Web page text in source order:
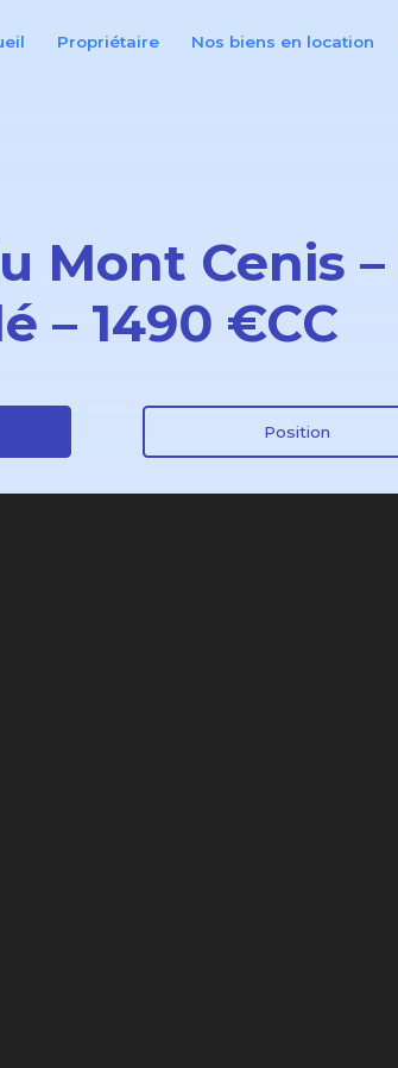
Propriétaire Nos biens en location
Mont Cenis –
– 1490 €CC
Position